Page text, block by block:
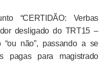
“CERTIDÃO: Verbas
desligado do TRT15 –
“ou não”, passando a se
pagas para magistrado